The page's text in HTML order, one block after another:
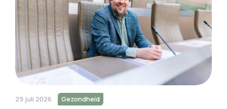
29 juli 2026 Gezondheid